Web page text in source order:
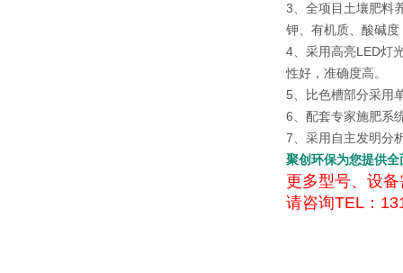
3、全项目土壤肥料
钾、有机质、酸碱
4、采用高亮LED灯
性好，准确度高。
5、比色槽部分采用
6、配套专家施肥系
7、采用自主发明分
聚创环保为您提供
更多型号、设
请咨询TEL：